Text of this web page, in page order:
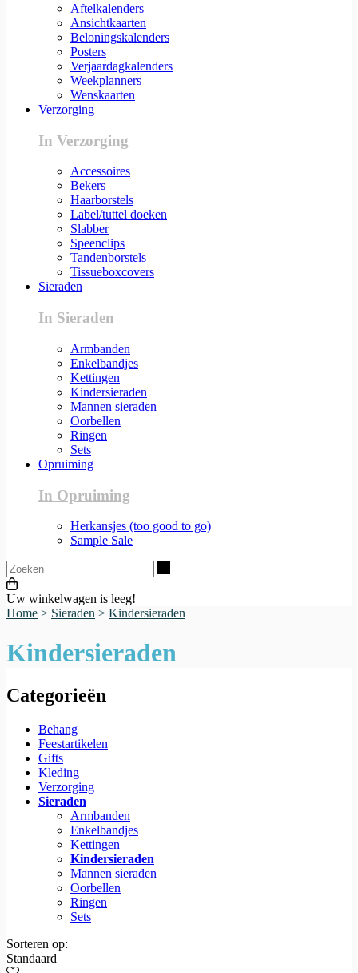
Aftelkalenders
Ansichtkaarten
Beloningskalenders
Posters
Verjaardagkalenders
Weekplanners
Wenskaarten
Verzorging
In Verzorging
Accessoires
Bekers
Haarborstels
Label/tuttel doeken
Slabber
Speenclips
Tandenborstels
Tissueboxcovers
Sieraden
In Sieraden
Armbanden
Enkelbandjes
Kettingen
Kindersieraden
Mannen sieraden
Oorbellen
Ringen
Sets
Opruiming
In Opruiming
Herkansjes (too good to go)
Sample Sale
Uw winkelwagen is leeg!
Home > Sieraden > Kindersieraden
Kindersieraden
Categorieën
Behang
Feestartikelen
Gifts
Kleding
Verzorging
Sieraden
Armbanden
Enkelbandjes
Kettingen
Kindersieraden
Mannen sieraden
Oorbellen
Ringen
Sets
Sorteren op:
Standaard